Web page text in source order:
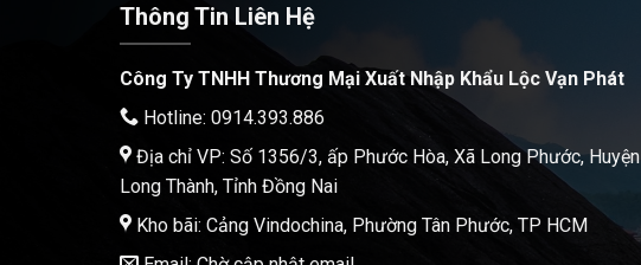
Thông Tin Liên Hệ
Công Ty TNHH Thương Mại Xuất Nhập Khẩu Lộc Vạn Phát
Hotline: 0914.393.886
Địa chỉ VP: Số 1356/3, ấp Phước Hòa, Xã Long Phước, Huyện
Long Thành, Tỉnh Đồng Nai
Kho bãi: Cảng Vindochina, Phường Tân Phước, TP HCM